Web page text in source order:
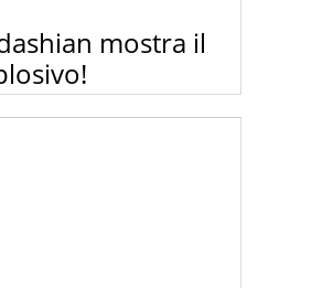
mostra il
a rinunciare di strizzarsi dentro
non si può! Sotto questa mini